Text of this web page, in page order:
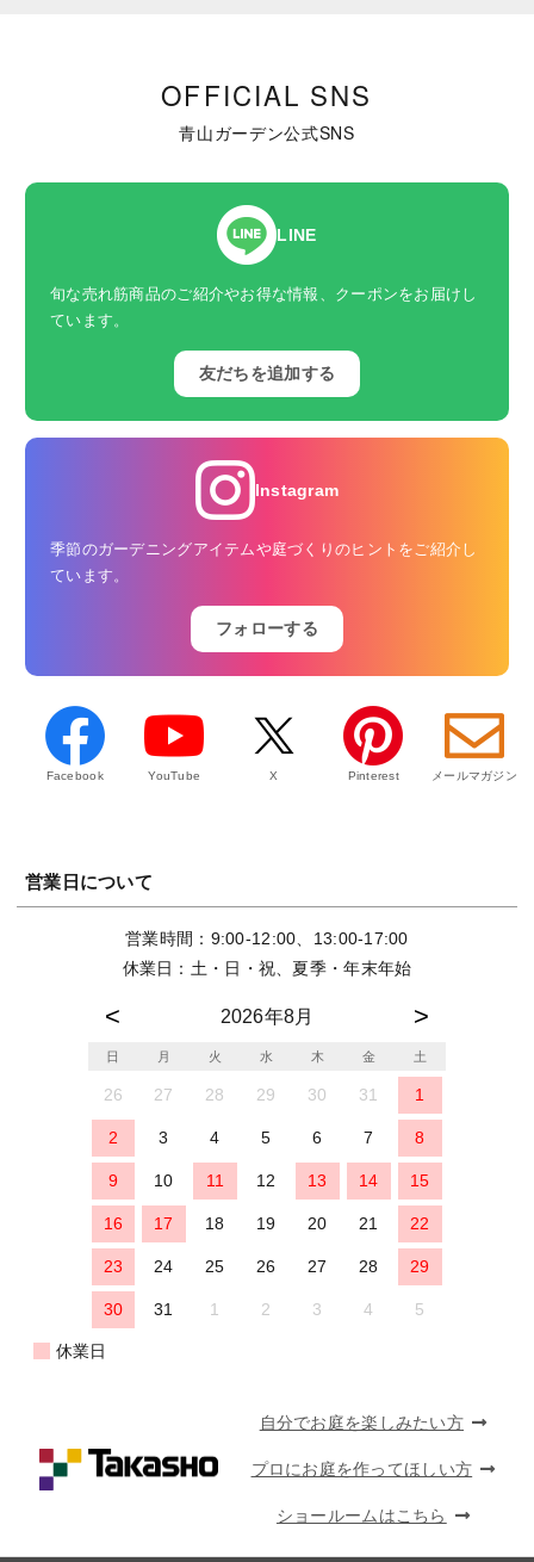
OFFICIAL SNS
青山ガーデン公式SNS
LINE
旬な売れ筋商品のご紹介やお得な情報、クーポンをお届けし
ています。
友だちを追加する
Instagram
季節のガーデニングアイテムや庭づくりのヒントをご紹介し
ています。
フォローする
Facebook YouTube X Pinterest メールマガジン
営業日について
営業時間：9:00-12:00、13:00-17:00
休業日：土・日・祝、夏季・年末年始
2026年8月
日 月 火 水 木 金 土
26 27 28 29 30 31 1
2 3 4 5 6 7 8
9 10 11 12 13 14 15
16 17 18 19 20 21 22
23 24 25 26 27 28 29
30 31 1 2 3 4 5
休業日
自分でお庭を楽しみたい方
プロにお庭を作ってほしい方
ショールームはこちら